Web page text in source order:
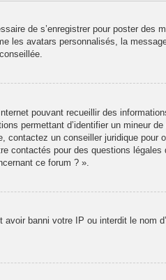
de s’enregistrer pour poster des
les avatars personnalisés, la
pouvant recueillir des
permettant d’identifier un mineur
contactez un conseiller juridique pour
contactés pour des questions légales
ce forum ? ».
banni votre IP ou interdit le nom